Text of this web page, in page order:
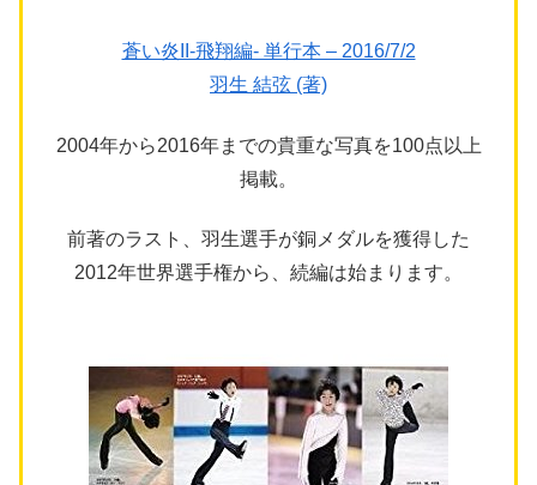
蒼い炎II-飛翔編- 単行本 – 2016/7/2
羽生 結弦 (著)
2004年から2016年までの貴重な写真を100点以上
掲載。
前著のラスト、羽生選手が銅メダルを獲得した
2012年世界選手権から、続編は始まります。